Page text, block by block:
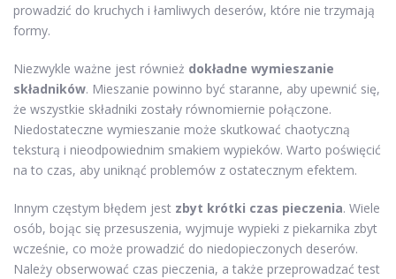
prowadzić do kruchych i łamliwych deserów, które nie trzymają
formy.
Niezwykle ważne jest również dokładne wymieszanie
składników. Mieszanie powinno być staranne, aby upewnić się,
że wszystkie składniki zostały równomiernie połączone.
Niedostateczne wymieszanie może skutkować chaotyczną
teksturą i nieodpowiednim smakiem wypieków. Warto poświęcić
na to czas, aby uniknąć problemów z ostatecznym efektem.
Innym częstym błędem jest zbyt krótki czas pieczenia. Wiele
osób, bojąc się przesuszenia, wyjmuje wypieki z piekarnika zbyt
wcześnie, co może prowadzić do niedopieczonych deserów.
Należy obserwować czas pieczenia, a także przeprowadzać test